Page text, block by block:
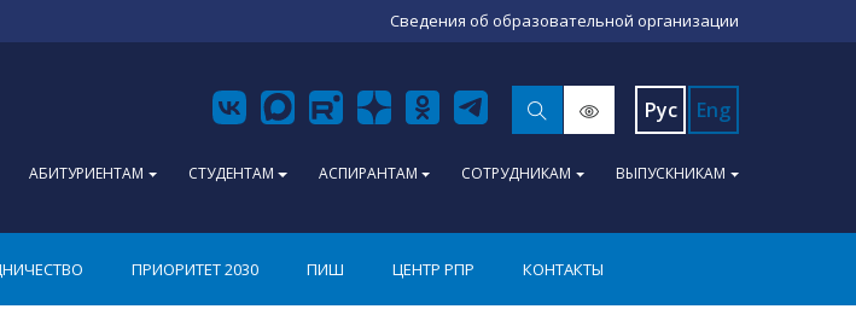
Сведения об образовательной организации
Рус Eng
АБИТУРИЕНТАМ СТУДЕНТАМ АСПИРАНТАМ СОТРУДНИКАМ ВЫПУСКНИКАМ
ПРИОРИТЕТ 2030 ПИШ ЦЕНТР РПР КОНТАКТЫ